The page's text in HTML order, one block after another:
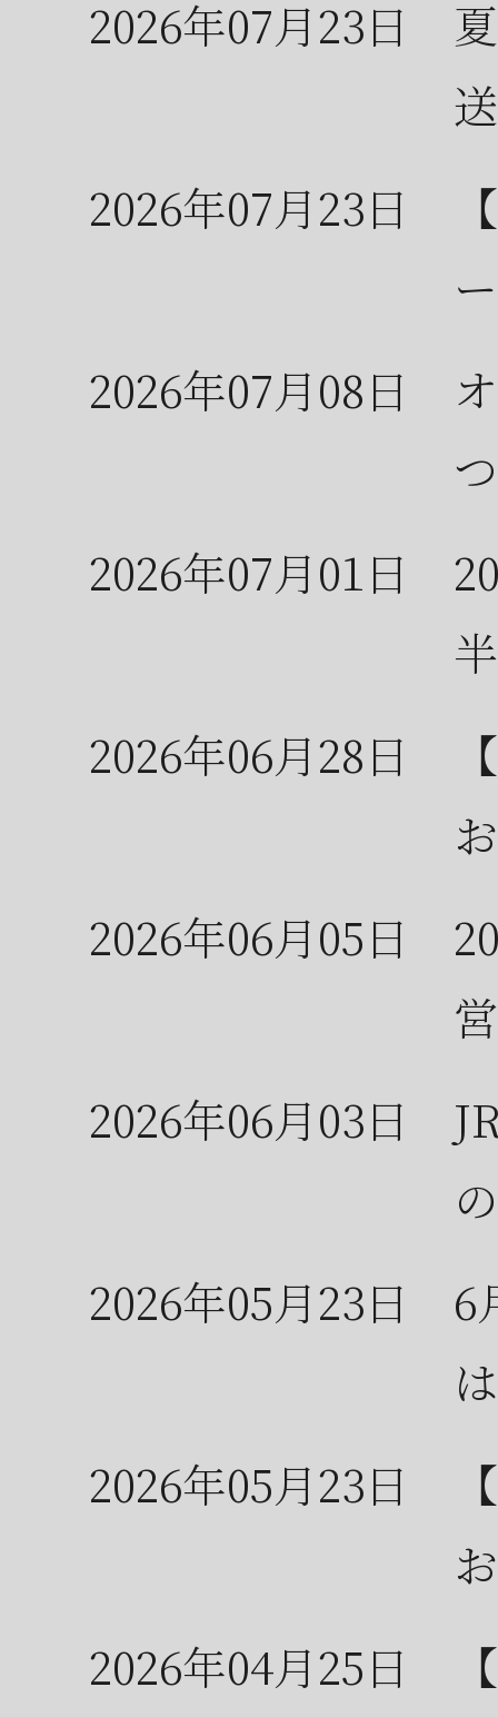
2026年07月23日
2026年07月23日
2026年07月08日
2026年07月01日
2026年06月28日
2026年06月05日
2026年06月03日
2026年05月23日
6
2026年05月23日
2026年04月25日